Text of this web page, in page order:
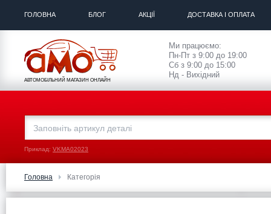
ГОЛОВНА БЛОГ АКЦІЇ ДОСТАВКА І ОПЛАТА
АВТОМОБІЛЬНИЙ МАГАЗИН ОНЛАЙН
Ми працюємо:
Пн-Пт з 9:00 до 19:00
Сб з 9:00 до 15:00
Нд - Вихідний
Приклад: VKMA02023
Головна Категорія